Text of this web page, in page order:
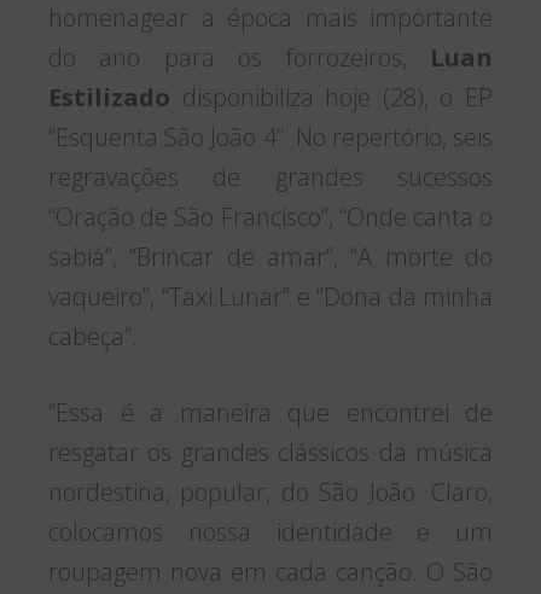
homenagear a época mais importante
do ano para os forrozeiros, Luan
Estilizado disponibiliza hoje (28), o EP
“Esquenta São João 4”. No repertório, seis
regravações de grandes sucessos
“Oração de São Francisco”, “Onde canta o
sabiá”, “Brincar de amar”, “A morte do
vaqueiro”, “Taxi Lunar” e “Dona da minha
cabeça”.
“Essa é a maneira que encontrei de
resgatar os grandes clássicos da música
nordestina, popular, do São João. Claro,
colocamos nossa identidade e um
roupagem nova em cada canção. O São